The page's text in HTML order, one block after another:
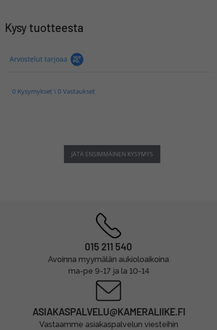
Kysy tuotteesta
Arvostelut tarjoaa
0 Kysymykset \ 0 Vastaukset
JÄTÄ ENSIMMÄINEN KYSYMYS
015 211 540
Avoinna myymälän aukioloaikoina
ma-pe 9-17 ja la 10-14
ASIAKASPALVELU@KAMERALIIKE.FI
Vastaamme asiakaspalvelun viesteihin